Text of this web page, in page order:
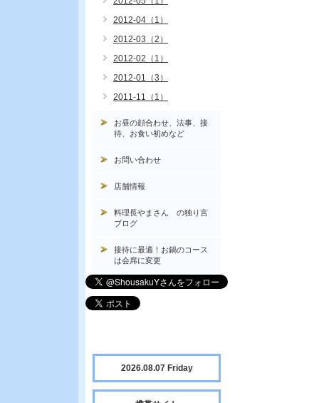
2012-04（1）
2012-03（2）
2012-02（1）
2012-01（3）
2011-11（1）
お昼の顔合わせ、法事、接
待、お食い初めなど
お問い合わせ
店舗情報
料理長やまさん の独り言
ブログ
接待に最適！お鍋のコース
は会席に変更
2026.08.07 Friday